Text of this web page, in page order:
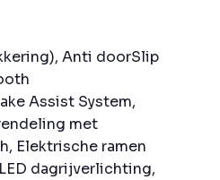
Anti doorSlip
Assist System,
met
Elektrische ramen
dagrijverlichting,